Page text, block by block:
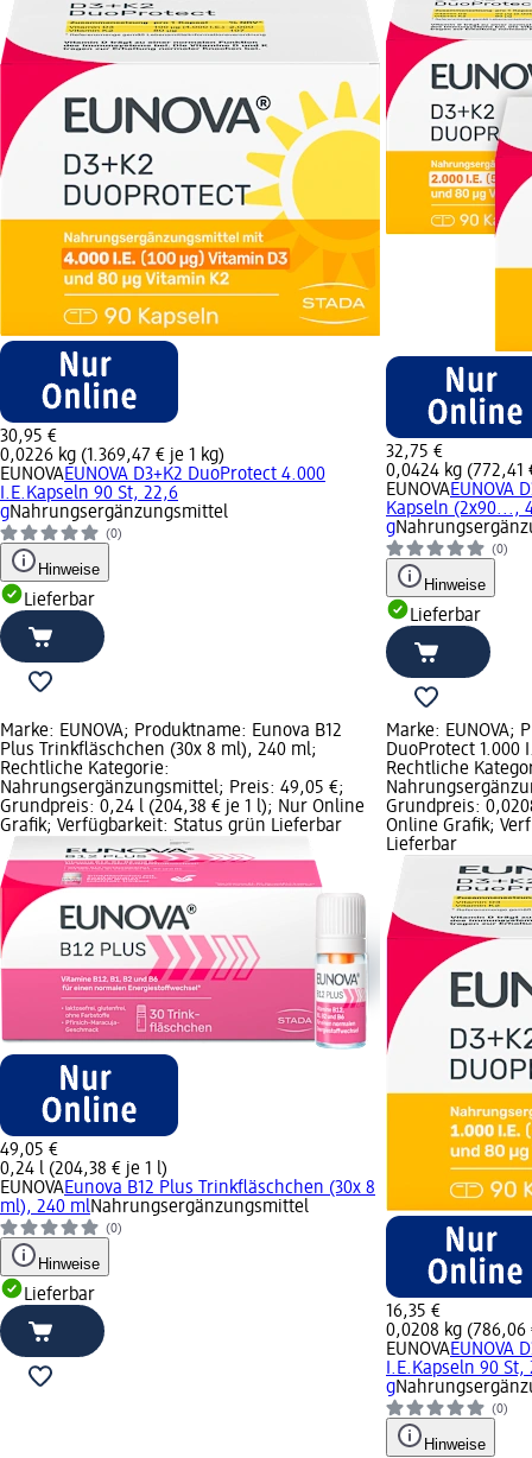
30,95 €
0,0226 kg (1.369,47 € je 1 kg)
EUNOVAEUNOVA D3+K2 DuoProtect 4.000
I.E.Kapseln 90 St, 22,6
gNahrungsergänzungsmittel
(0)
Hinweise
Lieferbar
32,75 €
0,0424 kg (772,41
EUNOVAEUNOVA
Kapseln (2x90...,
g
(0)
Hinweise
Lieferbar
Marke: EUNOVA; Produktname: Eunova B12
Plus Trinkfläschchen (30x 8 ml), 240 ml;
Rechtliche Kategorie:
Nahrungsergänzungsmittel; Preis: 49,05 €;
Grundpreis: 0,24 l (204,38 € je 1 l); Nur Online
Grafik; Verfügbarkeit: Status grün Lieferbar
49,05 €
0,24 l (204,38 € je 1 l)
EUNOVAEunova B12 Plus Trinkfläschchen (30x 8
ml), 240 mlNahrungsergänzungsmittel
(0)
Hinweise
Lieferbar
Marke: EUNOVA;
DuoProtect 1.000
Rechtliche
Grundpreis:
Online Grafik;
Lieferbar
16,35 €
0,0208 kg (786,06
EUNOVAEUNOVA
I.E.Kapseln 90 St,
g
(0)
Hinweise